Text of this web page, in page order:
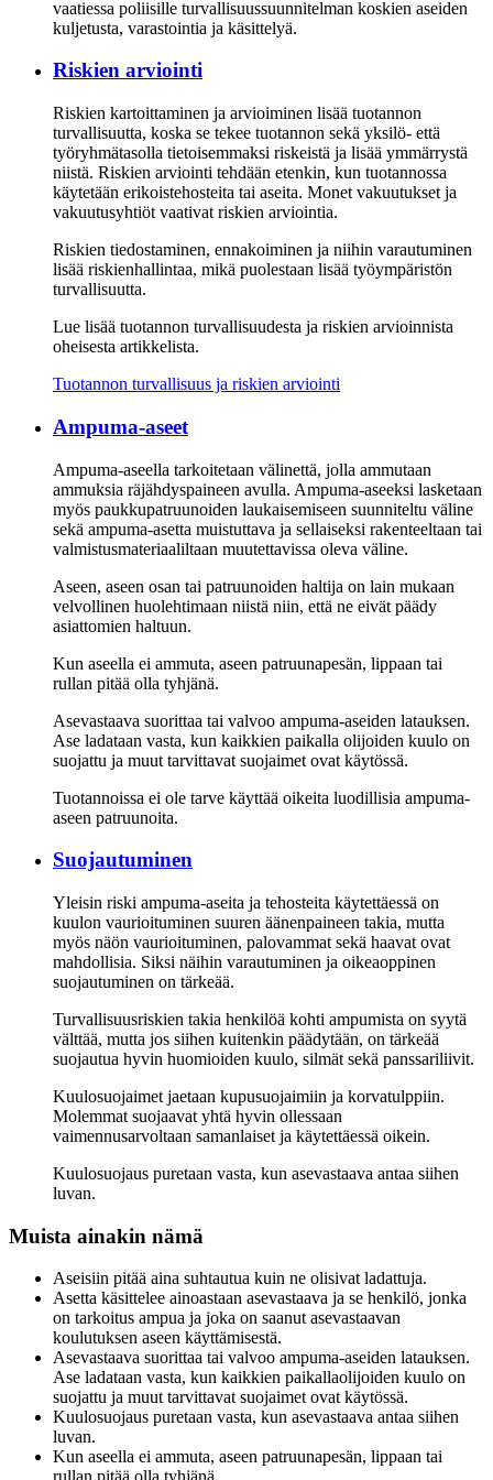
vaatiessa poliisille turvallisuussuunnitelman koskien aseiden
kuljetusta, varastointia ja käsittelyä.
Riskien arviointi
Riskien kartoittaminen ja arvioiminen lisää tuotannon
turvallisuutta, koska se tekee tuotannon sekä yksilö- että
työryhmätasolla tietoisemmaksi riskeistä ja lisää ymmärrystä
niistä. Riskien arviointi tehdään etenkin, kun tuotannossa
käytetään erikoistehosteita tai aseita. Monet vakuutukset ja
vakuutusyhtiöt vaativat riskien arviointia.
Riskien tiedostaminen, ennakoiminen ja niihin varautuminen
lisää riskienhallintaa, mikä puolestaan lisää työympäristön
turvallisuutta.
Lue lisää tuotannon turvallisuudesta ja riskien arvioinnista
oheisesta artikkelista.
Tuotannon turvallisuus ja riskien arviointi
Ampuma-aseet
Ampuma-aseella tarkoitetaan välinettä, jolla ammutaan
ammuksia räjähdyspaineen avulla. Ampuma-aseeksi lasketaan
myös paukkupatruunoiden laukaisemiseen suunniteltu väline
sekä ampuma-asetta muistuttava ja sellaiseksi rakenteeltaan tai
valmistusmateriaaliltaan muutettavissa oleva väline.
Aseen, aseen osan tai patruunoiden haltija on lain mukaan
velvollinen huolehtimaan niistä niin, että ne eivät päädy
asiattomien haltuun.
Kun aseella ei ammuta, aseen patruunapesän, lippaan tai
rullan pitää olla tyhjänä.
Asevastaava suorittaa tai valvoo ampuma-aseiden latauksen.
Ase ladataan vasta, kun kaikkien paikalla olijoiden kuulo on
suojattu ja muut tarvittavat suojaimet ovat käytössä.
Tuotannoissa ei ole tarve käyttää oikeita luodillisia ampuma-
aseen patruunoita.
Suojautuminen
Yleisin riski ampuma-aseita ja tehosteita käytettäessä on
kuulon vaurioituminen suuren äänenpaineen takia, mutta
myös näön vaurioituminen, palovammat sekä haavat ovat
mahdollisia. Siksi näihin varautuminen ja oikeaoppinen
suojautuminen on tärkeää.
Turvallisuusriskien takia henkilöä kohti ampumista on syytä
välttää, mutta jos siihen kuitenkin päädytään, on tärkeää
suojautua hyvin huomioiden kuulo, silmät sekä panssariliivit.
Kuulosuojaimet jaetaan kupusuojaimiin ja korvatulppiin.
Molemmat suojaavat yhtä hyvin ollessaan
vaimennusarvoltaan samanlaiset ja käytettäessä oikein.
Kuulosuojaus puretaan vasta, kun asevastaava antaa siihen
luvan.
Muista ainakin nämä
Aseisiin pitää aina suhtautua kuin ne olisivat ladattuja.
Asetta käsittelee ainoastaan asevastaava ja se henkilö, jonka
on tarkoitus ampua ja joka on saanut asevastaavan
koulutuksen aseen käyttämisestä.
Asevastaava suorittaa tai valvoo ampuma-aseiden latauksen.
Ase ladataan vasta, kun kaikkien paikallaolijoiden kuulo on
suojattu ja muut tarvittavat suojaimet ovat käytössä.
Kuulosuojaus puretaan vasta, kun asevastaava antaa siihen
luvan.
Kun aseella ei ammuta, aseen patruunapesän, lippaan tai